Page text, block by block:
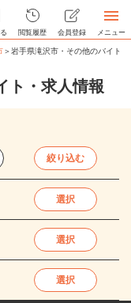
閲覧履歴 会員登録 メニュー
＞岩手県滝沢市・その他のバイト
ト・求人情報
絞り込む
選択
選択
選択